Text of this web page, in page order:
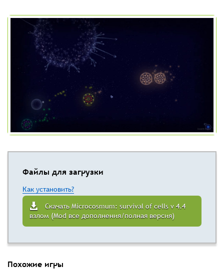
Файлы для загрузки
Как установить?
Скачать Microcosmum: survival of cells v 4.4
взлом (Mod все дополнения/полная версия)
Похожие игры